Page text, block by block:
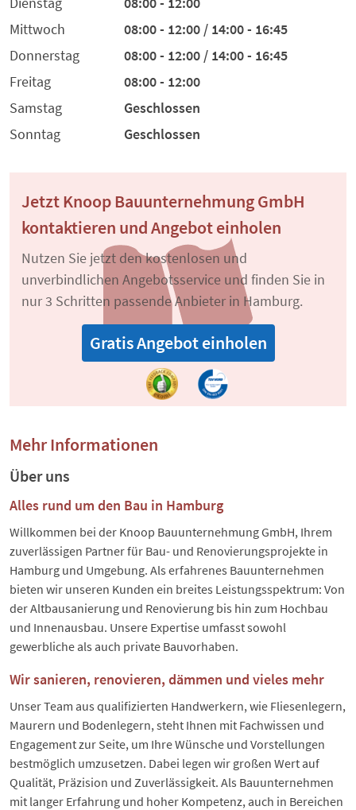
Mittwoch
08:00 - 12:00 / 14:00 - 16:45
Donnerstag
08:00 - 12:00 / 14:00 - 16:45
Freitag
08:00 - 12:00
Samstag
Geschlossen
Sonntag
Geschlossen
Jetzt Knoop Bauunternehmung GmbH
kontaktieren und Angebot einholen
Nutzen Sie jetzt den kostenlosen und
unverbindlichen Angebotsservice und finden Sie in
nur 3 Schritten passende Anbieter in Hamburg.
Gratis Angebot einholen
Mehr Informationen
Über uns
Alles rund um den Bau in Hamburg
Willkommen bei der Knoop Bauunternehmung GmbH, Ihrem
zuverlässigen Partner für Bau- und Renovierungsprojekte in
Hamburg und Umgebung. Als erfahrenes Bauunternehmen
bieten wir unseren Kunden ein breites Leistungsspektrum: Von
der Altbausanierung und Renovierung bis hin zum Hochbau
und Innenausbau. Unsere Expertise umfasst sowohl
gewerbliche als auch private Bauvorhaben.
Wir sanieren, renovieren, dämmen und vieles mehr
Unser Team aus qualifizierten Handwerkern, wie Fliesenlegern,
Maurern und Bodenlegern, steht Ihnen mit Fachwissen und
Engagement zur Seite, um Ihre Wünsche und Vorstellungen
bestmöglich umzusetzen. Dabei legen wir großen Wert auf
Qualität, Präzision und Zuverlässigkeit. Als Bauunternehmen
mit langer Erfahrung und hoher Kompetenz, auch in Bereichen